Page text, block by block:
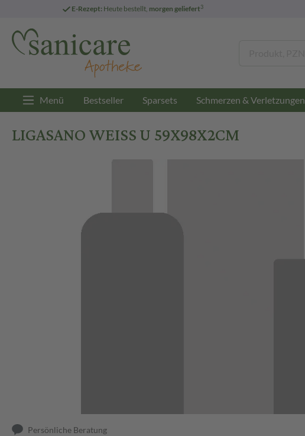
E-Rezept: Heute bestellt, morgen geliefert3
Menü Bestseller Sparsets Schmerzen & Verletzungen
LIGASANO WEISS U 59X98X2CM
Persönliche Beratung